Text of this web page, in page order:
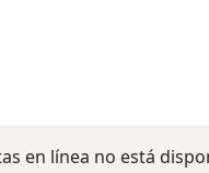
en línea no está